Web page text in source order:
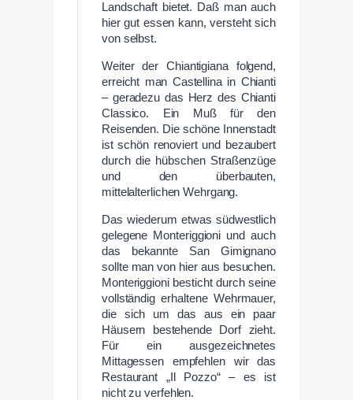
Landschaft bietet. Daß man auch
hier gut essen kann, versteht sich
von selbst.
Weiter der Chiantigiana folgend,
erreicht man Castellina in Chianti
– geradezu das Herz des Chianti
Classico. Ein Muß für den
Reisenden. Die schöne Innenstadt
ist schön renoviert und bezaubert
durch die hübschen Straßenzüge
und den überbauten,
mittelalterlichen Wehrgang.
Das wiederum etwas südwestlich
gelegene Monteriggioni und auch
das bekannte San Gimignano
sollte man von hier aus besuchen.
Monteriggioni besticht durch seine
vollständig erhaltene Wehrmauer,
die sich um das aus ein paar
Häusern bestehende Dorf zieht.
Für ein ausgezeichnetes
Mittagessen empfehlen wir das
Restaurant „Il Pozzo“ – es ist
nicht zu verfehlen.